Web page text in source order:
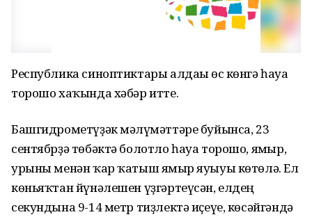
Республика синоптиктары алдағы өс көнгә һауа
торошо хаҡында хәбәр итте.
Башгидрометүҙәк мәғлүмәттәре буйынса, 23
сентябрҙә төбәктә болотло һауа торошо, ямғыр,
урыны менән ҡар ҡатыш ямғыр яуыуы көтөлә. Ел
көньяҡтан йүнәлешен үҙгәртеүсән, елдең
секундына 9-14 метр тиҙлектә иҫеүе, көсәйгәндә